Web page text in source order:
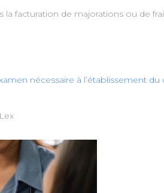
facturation de majorations ou de
nécessaire à l’établissement